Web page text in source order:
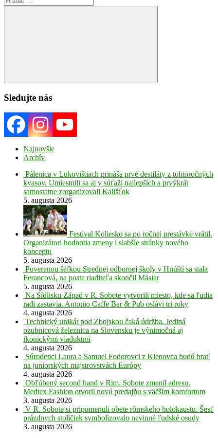
for:
Search
Sledujte nás
Najnovšie
Archív
Pálenica v Lukovištiach prináša prvé destiláty z tohtoročných
kvasov. Umiestnili sa aj v súťaži najlepších a prvýkrát
samostatne zorganizovali Kališťok
5. augusta 2026
Festival Koliesko sa po ročnej prestávke vrátil.
Organizátori hodnotia zmeny i slabšie stránky nového
konceptu
5. augusta 2026
Poverenou šéfkou Strednej odbornej školy v Hnúšti sa stala
Ferancová, na poste riaditeľa skončil Mäsiar
5. augusta 2026
Na Sídlisku Západ v R. Sobote vytvorili miesto, kde sa ľudia
radi zastavia. Antonio Caffe Bar & Pub oslávi tri roky
4. augusta 2026
Technický unikát pod Zbojskou čaká údržba. Jediná
ozubnicová železnica na Slovensku je výnimočná aj
ikonickými viaduktmi
4. augusta 2026
Súrodenci Laura a Samuel Fodorovci z Klenovca budú hrať
na juniorských majstrovstvách Európy
4. augusta 2026
Obľúbený second hand v Rim. Sobote zmenil adresu.
Medtex Fashion otvoril novú predajňu s väčším komfortom
3. augusta 2026
V R. Sobote si pripomenuli obete rómskeho holokaustu. Šesť
prázdnych stoličiek symbolizovalo nevinné ľudské osudy
3. augusta 2026